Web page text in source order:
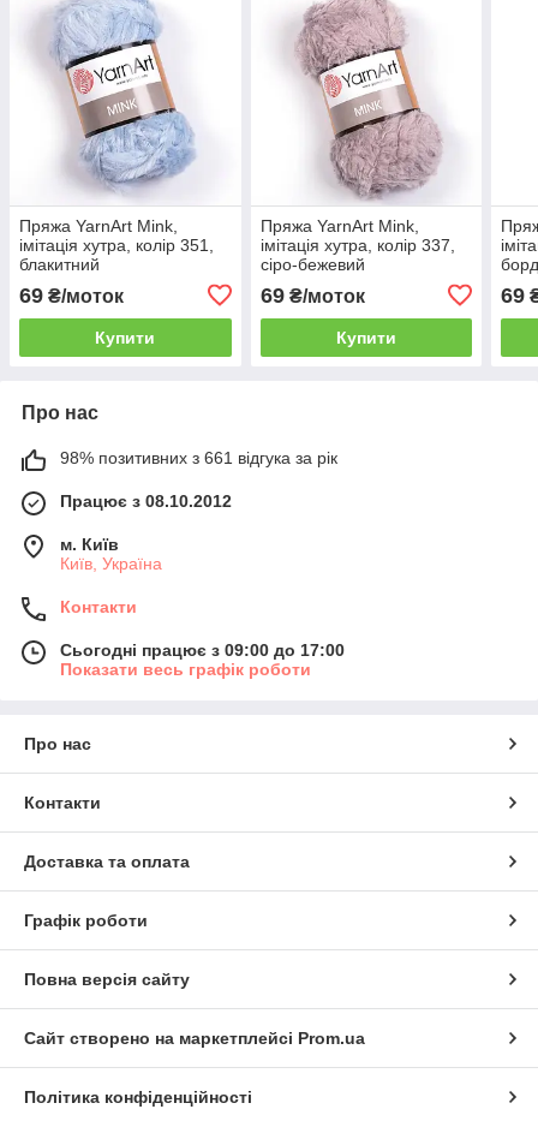
Пряжа YarnArt Mink,
імітація хутра, колір 351,
блакитний
69 ₴/моток
Купити
Пряжа YarnArt Mink,
імітація хутра, колір 337,
сіро-бежевий
69₴/моток
Купити
69
Про нас
98% позитивних з 661 відгука за рік
Працює з 08.10.2012
м. Київ
Київ, Україна
Контакти
Сьогодні працює з 09:00 до 17:00
Показати весь графік роботи
Про нас
Контакти
Доставка та оплата
Графік роботи
Повна версія сайту
Сайт створено на маркетплейсі Prom.ua
Політика конфіденційності